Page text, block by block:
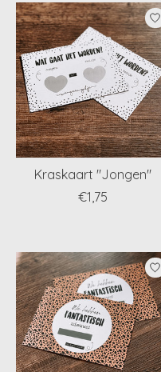
Kraskaart "Jongen"
€1,75